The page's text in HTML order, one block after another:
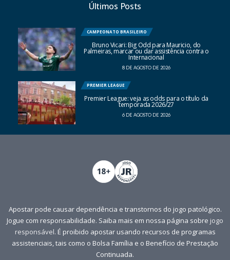
Últimos Posts
CAMPEONATO BRASILEIRO
Bruno Vicari: Big Odd para Mauricio, do
Palmeiras, marcar ou dar assistência contra o
Internacional
8 DE AGOSTO DE 2026
PREMIER LEAGUE
Premier League: veja as odds para o título da
temporada 2026/27
6 DE AGOSTO DE 2026
Apostar pode causar dependência e transtornos do jogo patológico.
Jogue com responsabilidade. Saiba mais em nossa página sobre jogo
responsável. É proibido apostar usando recursos de programas
assistenciais, tais como o Bolsa Família e o Benefício de Prestação
Continuada.